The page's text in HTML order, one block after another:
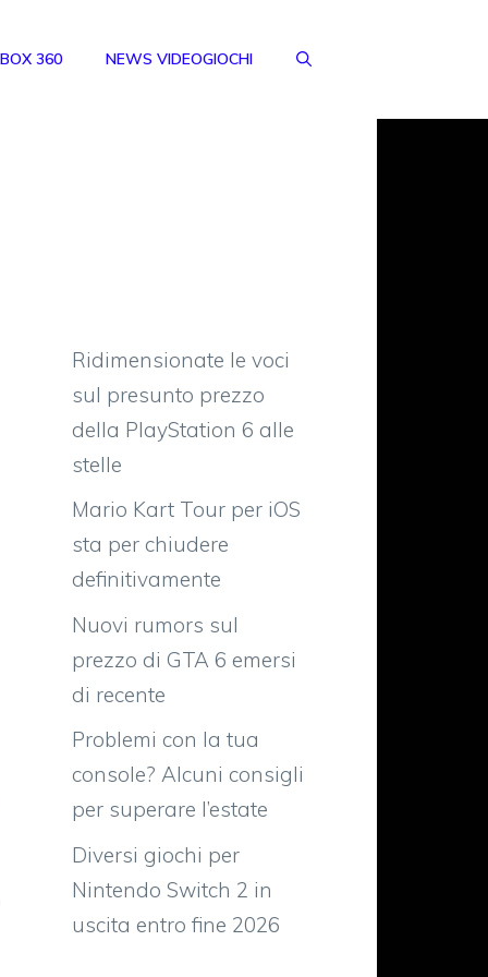
360 NEWS VIDEOGIOCHI
Ridimensionate le voci
sul presunto prezzo
della PlayStation 6 alle
stelle
Mario Kart Tour per iOS
sta per chiudere
definitivamente
Nuovi rumors sul
prezzo di GTA 6 emersi
di recente
Problemi con la tua
console? Alcuni consigli
per superare l’estate
Diversi giochi per
Nintendo Switch 2 in
uscita entro fine 2026